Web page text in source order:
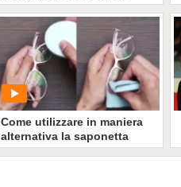
quello che fa è incredibile
PLAY
181• di ViralVideo
Come utilizzare in maniera
alternativa la saponetta